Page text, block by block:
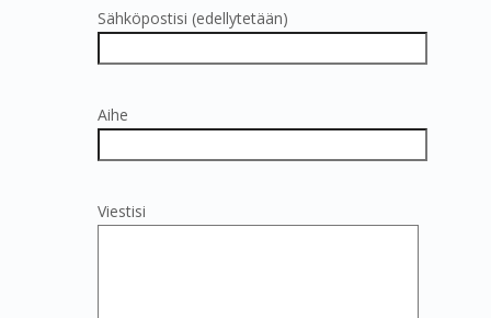
Sähköpostisi (edellytetään)
Aihe
Viestisi